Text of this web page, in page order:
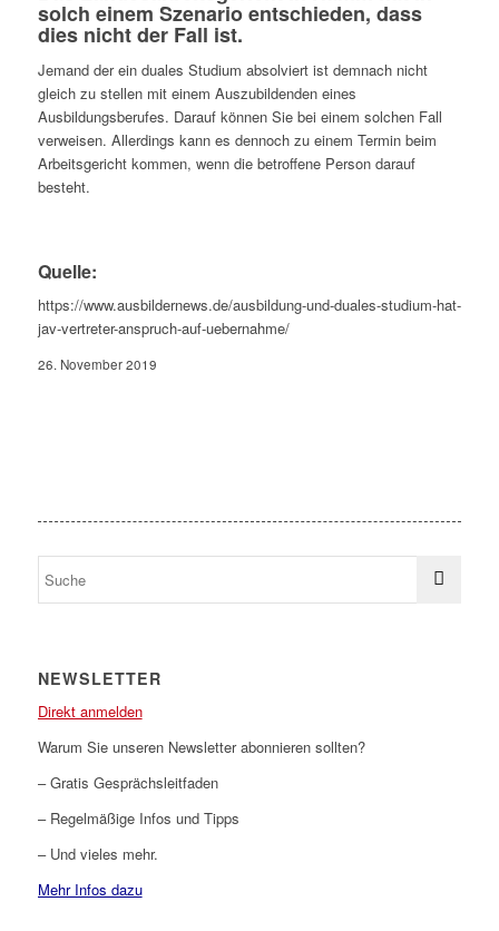
solch einem Szenario entschieden, dass
dies nicht der Fall ist.
Jemand der ein duales Studium absolviert ist demnach nicht
gleich zu stellen mit einem Auszubildenden eines
Ausbildungsberufes. Darauf können Sie bei einem solchen Fall
verweisen. Allerdings kann es dennoch zu einem Termin beim
Arbeitsgericht kommen, wenn die betroffene Person darauf
besteht.
Quelle:
https://www.ausbildernews.de/ausbildung-und-duales-studium-hat-
jav-vertreter-anspruch-auf-uebernahme/
26. November 2019
NEWSLETTER
Direkt anmelden
Warum Sie unseren Newsletter abonnieren sollten?
– Gratis Gesprächsleitfaden
– Regelmäßige Infos und Tipps
– Und vieles mehr.
Mehr Infos dazu